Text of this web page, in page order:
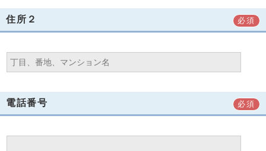
住所２ 必須
電話番号 必須